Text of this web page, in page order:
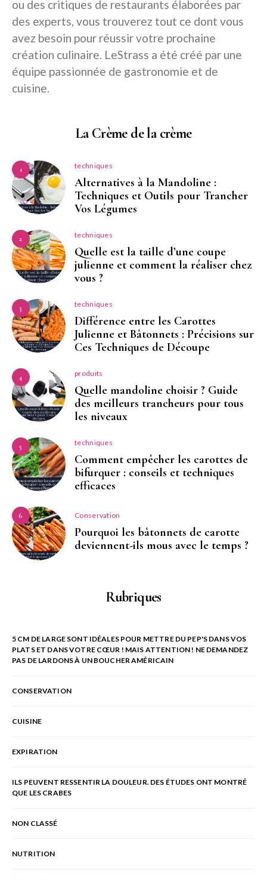
ou des critiques de restaurants élaborées par
des experts, vous trouverez tout ce dont vous
avez besoin pour réussir votre prochaine
création culinaire. LeStrass a été créé par une
équipe passionnée de gastronomie et de
cuisine.
La Crème de la crème
1 techniques
Alternatives à la Mandoline :
Techniques et Outils pour Trancher
Vos Légumes
2 techniques
Quelle est la taille d’une coupe
julienne et comment la réaliser chez
vous ?
3 techniques
Différence entre les Carottes
Julienne et Bâtonnets : Précisions sur
Ces Techniques de Découpe
4 produits
Quelle mandoline choisir ? Guide
des meilleurs trancheurs pour tous
les niveaux
5 techniques
Comment empêcher les carottes de
bifurquer : conseils et techniques
efficaces
6 Conservation
Pourquoi les bâtonnets de carotte
deviennent-ils mous avec le temps ?
Rubriques
5 CM DE LARGE SONT IDÉALES POUR METTRE DU PEP'S DANS VOS
PLATS ET DANS VOTRE CŒUR ! MAIS ATTENTION ! NE DEMANDEZ
PAS DE LARDONS À UN BOUCHER AMÉRICAIN
CONSERVATION
CUISINE
EXPIRATION
ILS PEUVENT RESSENTIR LA DOULEUR. DES ÉTUDES ONT MONTRÉ
QUE LES CRABES
NON CLASSÉ
NUTRITION